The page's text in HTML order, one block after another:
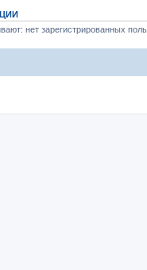
нет зарегистрированных